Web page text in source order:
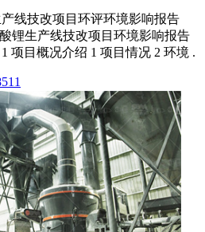
线技改项目环评环境影响报告
锂生产线技改项目环境影响报告
项目概况介绍 1 项目情况 2 环境 .